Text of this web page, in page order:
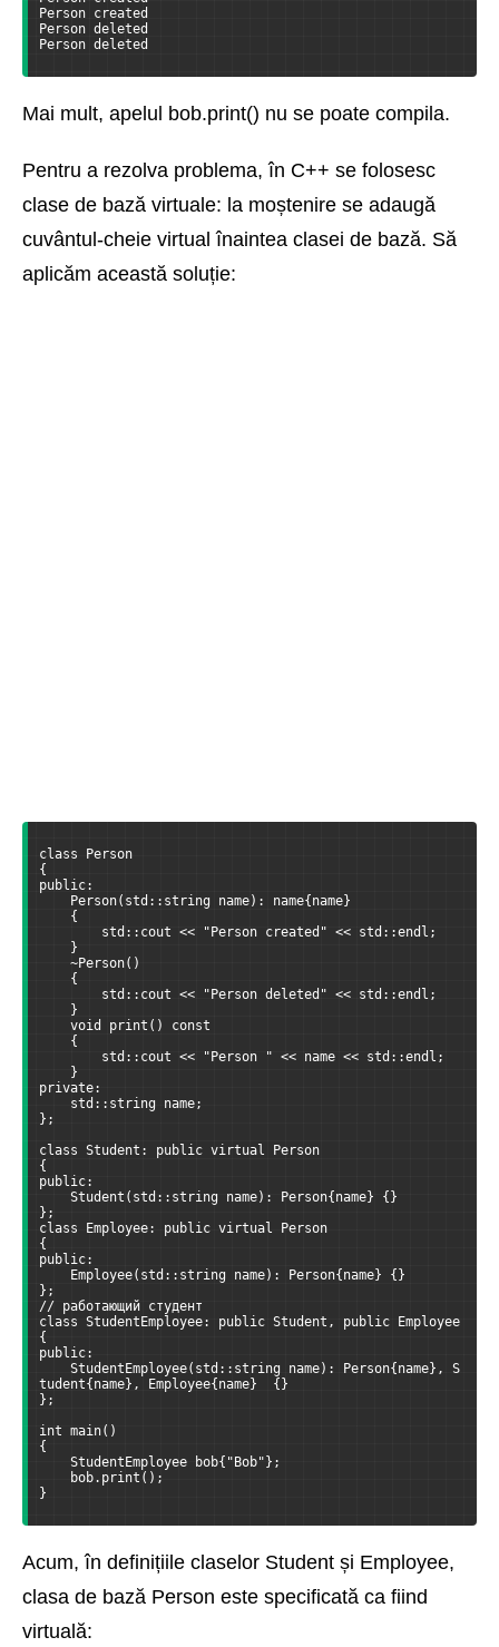
Person created
Person deleted
Person deleted
Mai mult, apelul bob.print() nu se poate compila.
Pentru a rezolva problema, în C++ se folosesc
clase de bază virtuale: la moștenire se adaugă
cuvântul-cheie virtual înaintea clasei de bază. Să
aplicăm această soluție:
class Person
{
public:
Person(std::string name): name{name}
{
std::cout << "Person created" << std::endl;
}
~Person()
{
std::cout << "Person deleted" << std::endl;
}
void print() const
{
std::cout << "Person " << name << std::endl;
}
private:
std::string name;
};
class Student: public virtual Person
{
public:
Student(std::string name): Person{name} {}
};
class Employee: public virtual Person
{
public:
Employee(std::string name): Person{name} {}
};
// работающий студент
class StudentEmployee: public Student, public Employee
{
public:
StudentEmployee(std::string name): Person{name}, S
tudent{name}, Employee{name}  {}
};
int main()
{
StudentEmployee bob{"Bob"};
bob.print();
}
Acum, în definițiile claselor Student și Employee,
clasa de bază Person este specificată ca fiind
virtuală: